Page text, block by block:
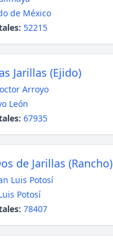
de México
52215
Jarillas (Ejido)
Arroyo
León
67935
de Jarillas (Rancho)
Luis Potosí
Potosí
78407